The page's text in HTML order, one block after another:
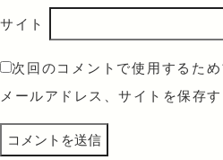
サイト
次回のコメントで使用するた
メールアドレス、サイトを保存す